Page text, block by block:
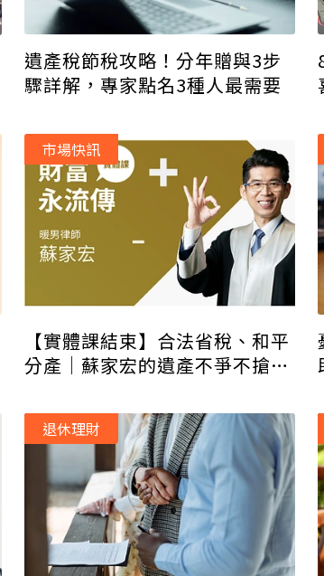
遺產稅節稅攻略！分年贈與3步
驟詳解，專家點名3種人最需要
【實體課結束】合法省稅、和平
分產｜蘇家宏的遺產不爭不搶法
市場快訊
退休理財